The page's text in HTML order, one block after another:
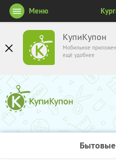
КупиКупон
Мобильное
ещё удобнее
Меню
Бытовые